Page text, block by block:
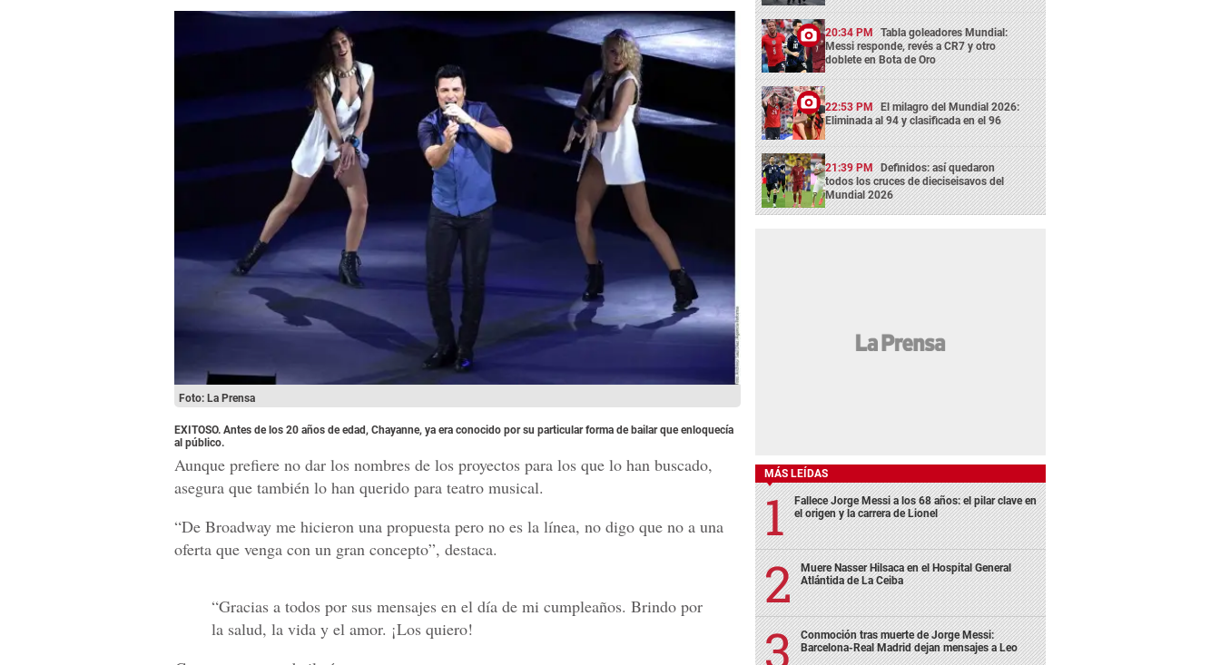
Foto: La Prensa
EXITOSO. Antes de los 20 años de edad, Chayanne, ya era conocido por su particular forma de bailar que enloquecía
al público.
Aunque prefiere no dar los nombres de los proyectos para los que lo han buscado,
asegura que también lo han querido para teatro musical.
“De Broadway me hicieron una propuesta pero no es la línea, no digo que no a una
oferta que venga con un gran concepto”, destaca.
“Gracias a todos por sus mensajes en el día de mi cumpleaños. Brindo por
la salud, la vida y el amor. ¡Los quiero!
20:34 PM Tabla goleadores Mundial:
Messi responde, revés a CR7 y otro
doblete en Bota de Oro
22:53 PM El milagro del Mundial 2026:
Eliminada al 94 y clasificada en el 96
21:39 PM Definidos: así quedaron
todos los cruces de dieciseisavos del
Mundial 2026
MÁS LEÍDAS
Fallece Jorge Messi a los 68 años: el pilar clave en
el origen y la carrera de Lionel
Muere Nasser Hilsaca en el Hospital General
Atlántida de La Ceiba
Conmoción tras muerte de Jorge Messi:
Barcelona-Real Madrid dejan mensajes a Leo